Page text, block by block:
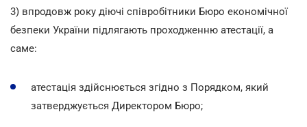
3) впродовж року діючі співробітники Бюро економічної
безпеки України підлягають проходженню атестації, а
саме:
атестація здійснюється згідно з Порядком, який
затверджується Директором Бюро;